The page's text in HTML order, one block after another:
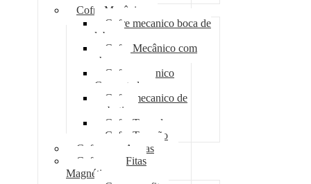
Cofre Mecânico
Cofre mecanico boca de
lobo
Cofre Mecânico com
chave
Cofre mecanico
Concretado
Cofre mecanico de
embutir
Cofre Tomada
Cofre Trancão
Cofre para Armas
Cofre para Fitas
Magnéticas